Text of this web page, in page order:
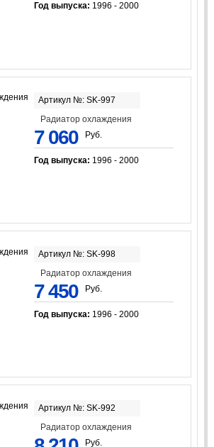
Год выпуска: 1996 - 2000
Артикул №: SK-997
Радиатор охлаждения
7 060 Руб.
Год выпуска: 1996 - 2000
Артикул №: SK-998
Радиатор охлаждения
7 450 Руб.
Год выпуска: 1996 - 2000
Артикул №: SK-992
Радиатор охлаждения
Руб.